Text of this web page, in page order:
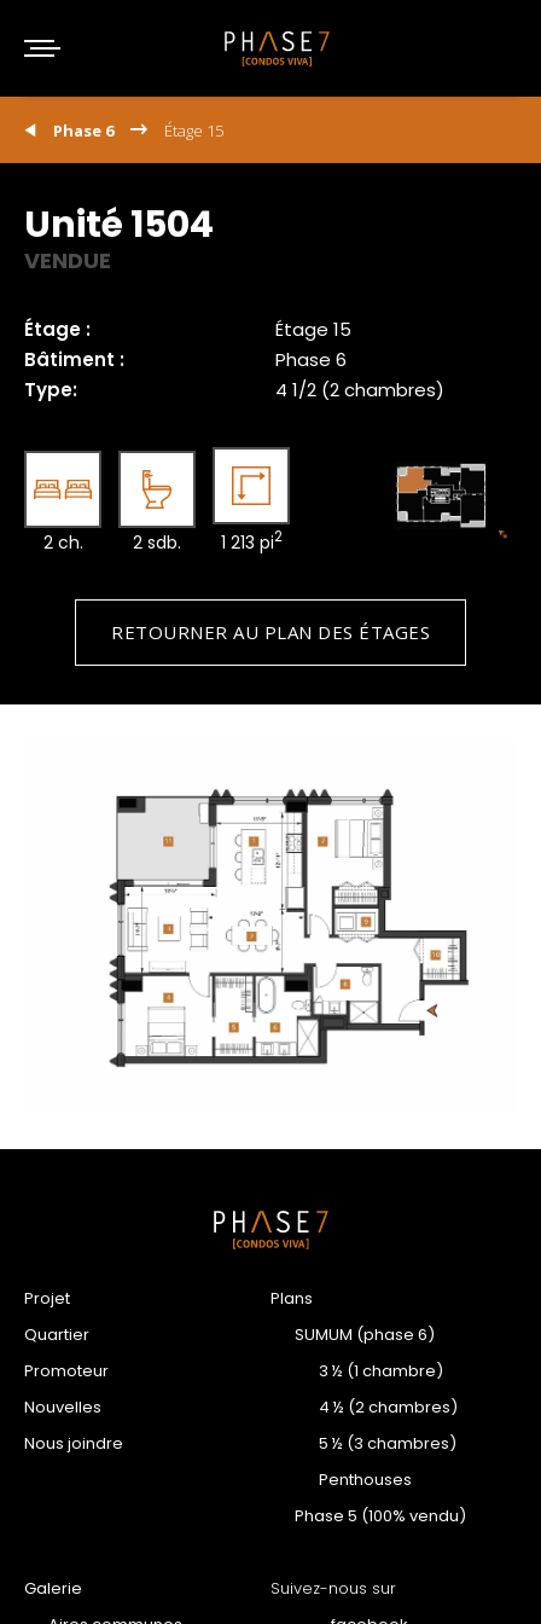
Phase 6 Étage 15
Unité 1504
VENDUE
Étage :
Étage 15
Bâtiment :
Phase 6
Type:
4 1/2 (2 chambres)
2 ch. 2 sdb. 1 213 pi2
RETOURNER AU PLAN DES ÉTAGES
Projet
Quartier
Promoteur
Nouvelles
Nous joindre
Plans
SUMUM (phase 6)
3 ½ (1 chambre)
4 ½ (2 chambres)
5 ½ (3 chambres)
Penthouses
Phase 5 (100% vendu)
Galerie
Suivez-nous sur